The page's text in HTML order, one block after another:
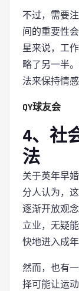
不过，需要
间的重要性
星来说，工
略了另一半
法来保持情
QY球友会
4、社
法
关于英年早
分人认为，
逐渐开放观
立业，无疑
快地进入成
然而，也有
择可能让运